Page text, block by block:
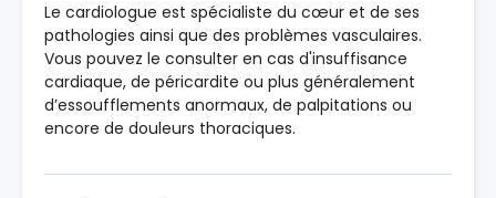
Le cardiologue est spécialiste du cœur et de ses
pathologies ainsi que des problèmes vasculaires.
Vous pouvez le consulter en cas d'insuffisance
cardiaque, de péricardite ou plus généralement
d’essoufflements anormaux, de palpitations ou
encore de douleurs thoraciques.